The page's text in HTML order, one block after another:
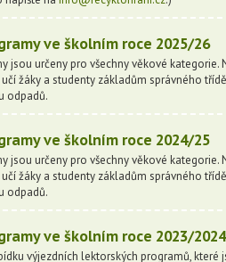
ve školním roce 2025/26
jsou určeny pro všechny věkové kategorie.
žáky a studenty základům správného
odpadů.
ve školním roce 2024/25
jsou určeny pro všechny věkové kategorie.
žáky a studenty základům správného
odpadů.
ve školním roce 2023/2024
výjezdních lektorských programů,